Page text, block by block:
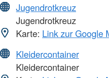
Jugendrotkreuz
Jugendrotkreuz
Karte: Link zur Google
Kleidercontainer
Kleidercontainer